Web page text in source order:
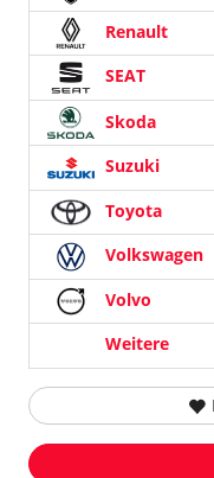
Renault
SEAT
Skoda
Suzuki
Toyota
Volkswagen
Volvo
Weitere